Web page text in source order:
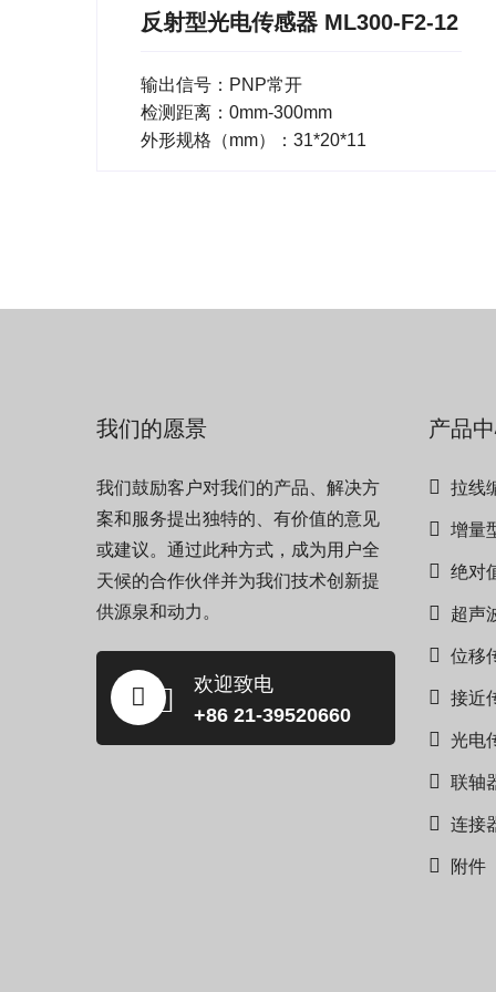
反射型光电传感器 ML300-F2-12
输出信号：PNP常开
检测距离：0mm-300mm
外形规格（mm）：31*20*11
我们的愿景
我们鼓励客户对我们的产品、解决方
案和服务提出独特的、有价值的意见
或建议。通过此种方式，成为用户全
天候的合作伙伴并为我们技术创新提
供源泉和动力。
欢迎致电
+86 21-39520660
产品
拉线
增量
绝对
超声
位移
接近
光电
联轴
连接
附件